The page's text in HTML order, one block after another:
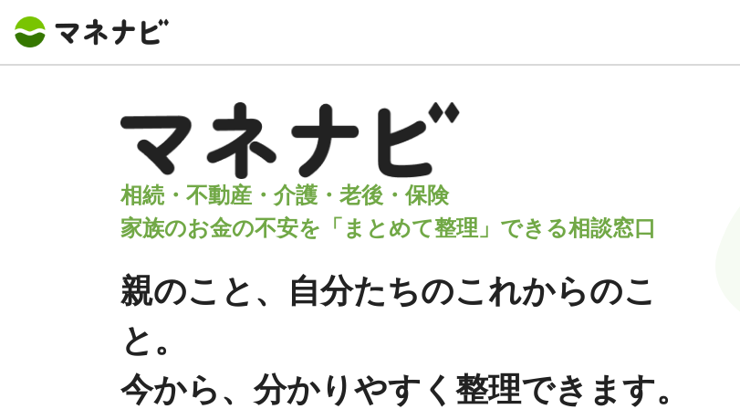
相続・不動産・介護・老後・保険
家族のお金の不安を「まとめて整理」できる相談窓口
親のこと、自分たちのこれからのこ
と。
今から、分かりやすく 整理できます。